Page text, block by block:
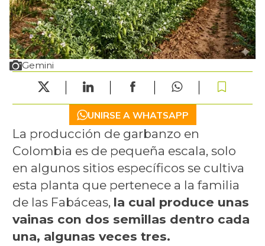
Gemini
UNIRSE A WHATSAPP
La producción de garbanzo en
Colombia es de pequeña escala, solo
en algunos sitios específicos se cultiva
esta planta que pertenece a la familia
de las Fabáceas, la cual produce unas
vainas con dos semillas dentro cada
una, algunas veces tres.